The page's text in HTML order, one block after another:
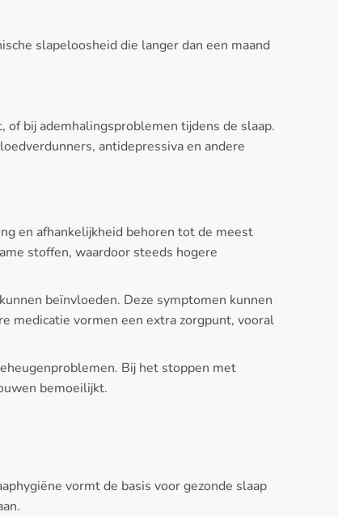
slapeloosheid die langer dan een maand
bij ademhalingsproblemen tijdens de slaap.
antidepressiva en andere
en afhankelijkheid behoren tot de meest
stoffen, waardoor steeds hogere
beïnvloeden. Deze symptomen kunnen
medicatie vormen een extra zorgpunt, vooral
Bij het stoppen met
bemoeilijkt.
vormt de basis voor gezonde slaap